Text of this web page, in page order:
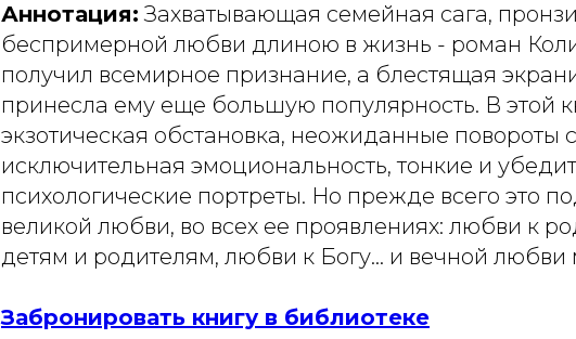
Аннотация: Захватывающая семейная сага,
беспримерной любви длиною в жизнь - роман
получил всемирное признание, а блестящая
принесла ему еще большую популярность. В этой
экзотическая обстановка, неожиданные повороты
исключительная эмоциональность, тонкие и
психологические портреты. Но прежде всего это
великой любви, во всех ее проявлениях: любви к
детям и родителям, любви к Богу… и вечной
Забронировать книгу в библиотеке